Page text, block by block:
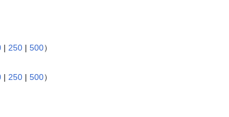
| 250 | 500）
| 250 | 500）